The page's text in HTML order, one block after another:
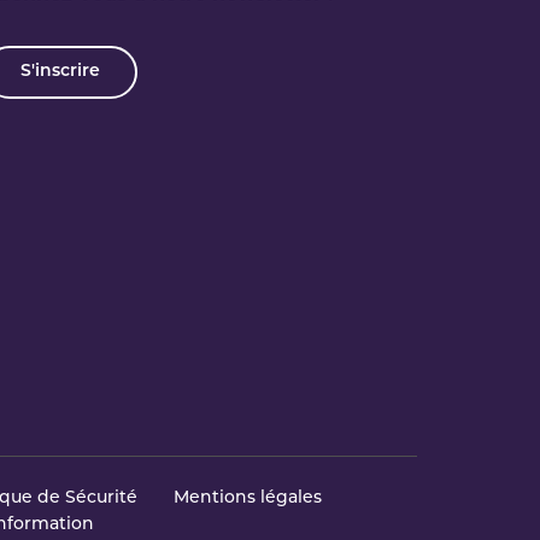
S'inscrire
de Sécurité
Mentions légales